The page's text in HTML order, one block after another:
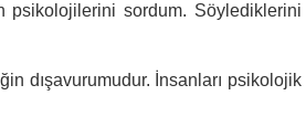
psikolojilerini sordum. Söylediklerini
dışavurumudur. İnsanları psikolojik